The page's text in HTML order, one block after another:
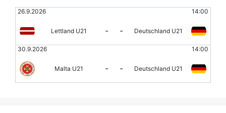
26.9.2026 14:00
Lettland U21 - - Deutschland U21
30.9.2026 14:00
Malta U21 - - Deutschland U21